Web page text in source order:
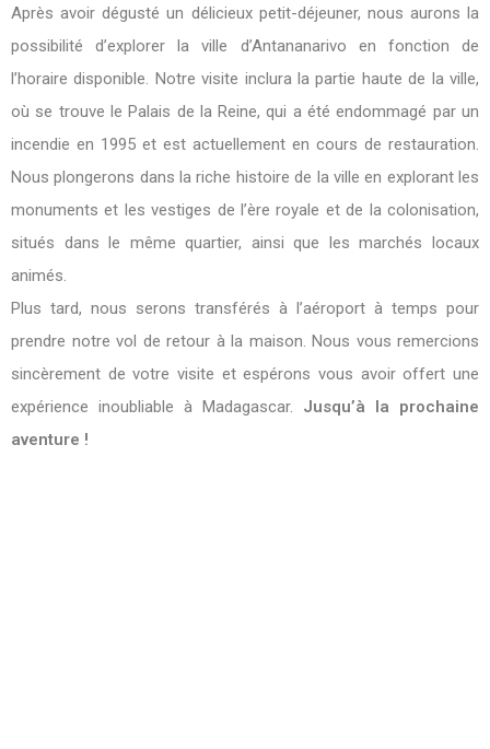
Après avoir dégusté un délicieux petit-déjeuner, nous aurons la
possibilité d’explorer la ville d’Antananarivo en fonction de
l’horaire disponible. Notre visite inclura la partie haute de la ville,
où se trouve le Palais de la Reine, qui a été endommagé par un
incendie en 1995 et est actuellement en cours de restauration.
Nous plongerons dans la riche histoire de la ville en explorant les
monuments et les vestiges de l’ère royale et de la colonisation,
situés dans le même quartier, ainsi que les marchés locaux
animés.
Plus tard, nous serons transférés à l’aéroport à temps pour
prendre notre vol de retour à la maison. Nous vous remercions
sincèrement de votre visite et espérons vous avoir offert une
expérience inoubliable à Madagascar. Jusqu’à la prochaine
aventure !